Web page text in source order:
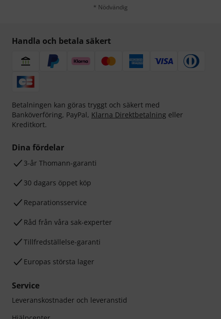
* Nödvändig
Handla och betala säkert
Betalningen kan göras tryggt och säkert med
Banköverföring, PayPal, Klarna Direktbetalning eller
Kreditkort.
Dina fördelar
3-år Thomann-garanti
30 dagars öppet köp
Reparationsservice
Råd från våra sak-experter
Tillfredställelse-garanti
Europas största lager
Service
Leveranskostnader och leveranstid